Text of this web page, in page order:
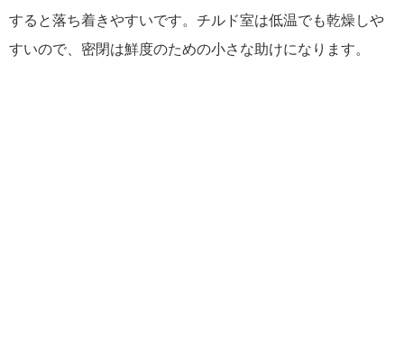
すると落ち着きやすいです。チルド室は低温でも乾燥しや
すいので、密閉は鮮度のための小さな助けになります。